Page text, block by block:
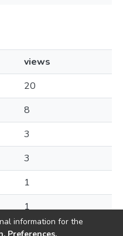
views
20
8
3
3
1
1
information for the